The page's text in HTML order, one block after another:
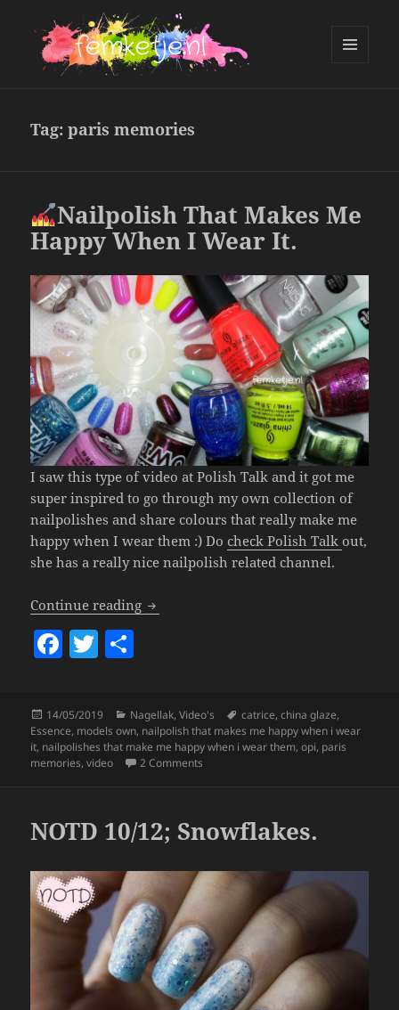
Tag:paris memories
Nailpolish That Makes Me
Happy When I Wear It.
I saw this type of video at Polish Talk and it got me
super inspired to go through my own collection of
nailpolishes and share colours that really make me
happy when I wear them :) Do check Polish Talk out,
she has a really nice nailpolish related channel.
Continue reading Nailpolish That Makes Me Happy
F
e
b
o
k
T
erre
Posted
on
14/05/2019 Categories
Nagellak,Video's Tags
catrice,china glaze,
Essence, models own, nailpolish that makes me happy when i wear
it, nailpolishes that make me happy when i wear them,opi, paris
memories,video 2 Comments
NOTD 10/12; Snowflakes.